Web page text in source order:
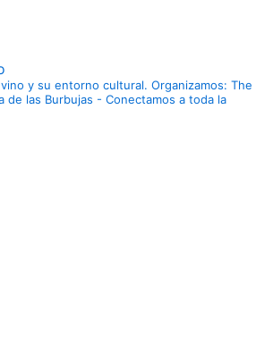
y su entorno cultural. Organizamos: The
de las Burbujas - Conectamos a toda la